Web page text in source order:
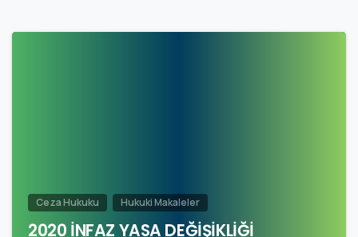
Ceza Hukuku Hukuki Makaleler
2020 İNFAZ YASA DEĞİŞİKLİĞİ